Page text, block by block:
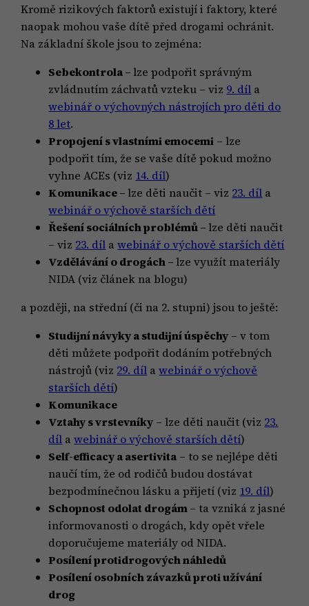
Kromě rizikových faktorů existují i faktory, které
naopak mohou vaše dítě před drogami ochránit.
Na základní škole jsou to zejména:
Sebekontrola – lze podpořit správným
zvládnutím záchvatů vzteku – viz 9. díl a
webinář o výchovných nástrojích pro děti do
8 let.
Propojení s vlastními emocemi – lze
podpořit tím, že se vaše dítě pokud možno
vyhne ACEs (viz 14. díl)
Komunikace – lze děti naučit – viz 23. díl a
webinář o výchově starších dětí
Řešení sociálních problémů – lze děti naučit
– viz 23. díl awebinář o výchově starších dětí
Vzdělávání o drogách – lze využít materiály
NIDA (viz článek na blogu)
a později, na střední (či na 2. stupni) jsou to ještě:
Studijní návyky a studijní úspěchy – v tom
děti můžete podpořit dodáním potřebných
nástrojů (viz 29. díl awebinář o výchově
starších dětí)
Komunikace
Vztahy s vrstevníky – lze děti naučit (viz 23.
díl awebinář o výchově starších dětí)
Self-efficacy a asertivita – to se nejlépe děti
naučí tím, že od rodičů budou dostávat
bezpodmínečnou lásku a přijetí (viz 19. díl)
Schopnost odolat drogám– ta vzniká z jasné
informovanosti o drogách, kdy opět vřele
doporučujeme materiály od NIDA.
Posílení protidrogových náhledů
Posílení osobních závazků proti užívání
drog